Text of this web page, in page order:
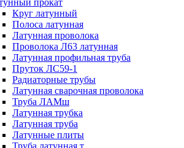
прокат
Круг латунный
Полоса латунная
Латунная проволока
Проволока Л63 латунная
Латунная профильная труба
Пруток ЛС59-1
Радиаторные трубы
Латунная сварочная проволока
Труба ЛАМш
Латунная трубка
Латунная труба
Латунные плиты
Труба латунная т